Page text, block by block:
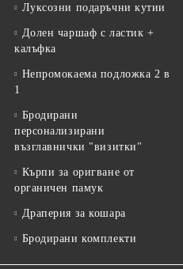
Луксозни подаръчни кутии
Долен чаршаф с ластик +
калъфка
Непромокаема подложка 2 в
1
Бродирани
персонализирани
възглавнички "визитки"
Кърпи за оригване от
органичен памук
Драперия за кошара
Бродирани комплекти